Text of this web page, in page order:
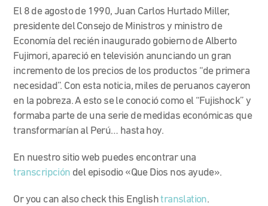
El 8 de agosto de 1990, Juan Carlos Hurtado Miller,
presidente del Consejo de Ministros y ministro de
Economía del recién inaugurado gobierno de Alberto
Fujimori, apareció en televisión anunciando un gran
incremento de los precios de los productos “de primera
necesidad”. Con esta noticia, miles de peruanos cayeron
en la pobreza. A esto se le conoció como el “Fujishock” y
formaba parte de una serie de medidas económicas que
transformarían al Perú… hasta hoy.
En nuestro sitio web puedes encontrar una
transcripción del episodio «Que Dios nos ayude».
Or you can also check this Englishtranslation.